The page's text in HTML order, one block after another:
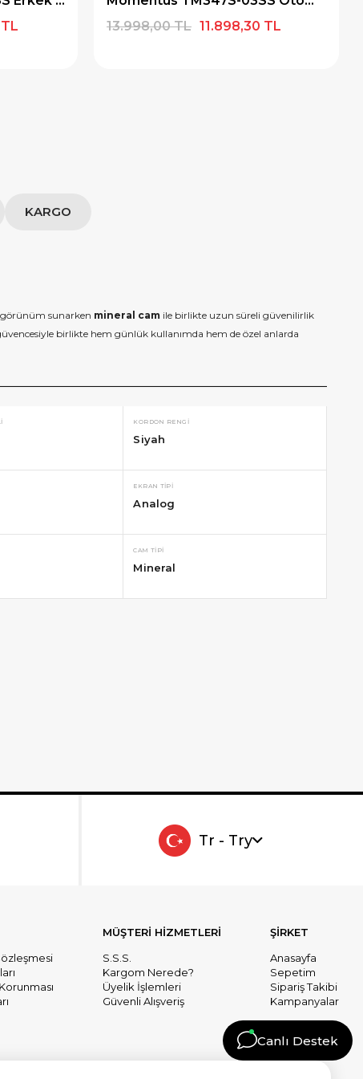
11.898,30 TL
13.998,00 TL
KARGO
görünüm sunarken mineral cam ile birlikte uzun süreli güvenilirlik
birlikte hem günlük kullanımda hem de özel anlarda
KORDON RENGI
Siyah
EKRAN TIPI
Analog
CAM TIPI
Mineral
Tr - Try
MÜŞTERİ HİZMETLERİ
S.S.S.
Kargom Nerede?
Üyelik İşlemleri
Güvenli Alışveriş
ŞİRKET
Anasayfa
Sepetim
Sipariş Takibi
Kampanyalar
Canlı Destek